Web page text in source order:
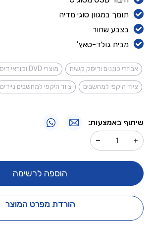
תומך במגוון סוגי מדיה
בצבע שחור
מבית גולד-טאץ’
אביזרי כוננים ודיסק קשיח מוצרי DVD וקוראי דיסקים
ציוד היקפי למחשבים ציוד היקפי למחשבים ניידים
שיתוף באמצעות:
הוספה לרשימה
הורדת מפרט המוצר